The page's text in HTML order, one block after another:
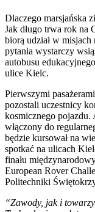
Dlaczego marsjańska
Jak długo trwa rok na
biorą udział w
pytania wystarczy
autobusu
ulice Kielc.
Pierwszymi
pozostali uczestnicy
kosmicznego pojazdu.
włączony do
będzie kursował na
spotkać na ulicach
finału
European Rover
Politechniki
“Zawody, jak i